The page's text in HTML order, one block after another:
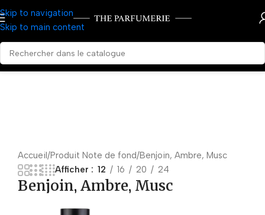
Skip to navigation
Skip to main content
Accueil Produit Note de fond Benjoin, Ambre, Musc
Afficher
12 16 20 24
Benjoin, Ambre, Musc